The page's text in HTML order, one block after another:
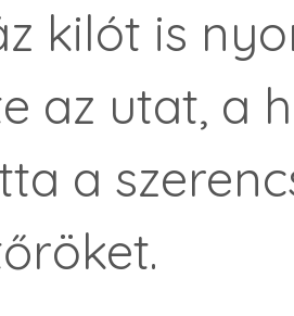
kilót is
az utat, a
a